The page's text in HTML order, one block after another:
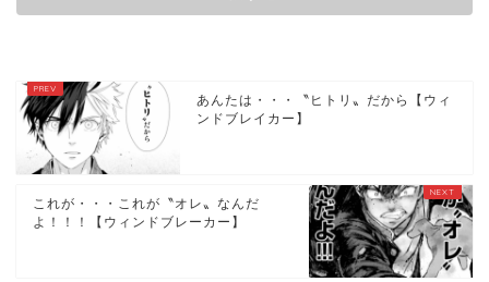
あんたは・・・〝ヒトリ〟だから【ウィ
ンドブレイカー】
これが・・・これが〝オレ〟なんだ
よ！！！【ウィンドブレーカー】